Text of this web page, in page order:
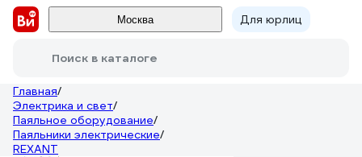
Москва Для юрлиц
Поиск в каталоге
Главная/
Электрика и свет/
Паяльное оборудование/
Паяльники электрические/
REXANT